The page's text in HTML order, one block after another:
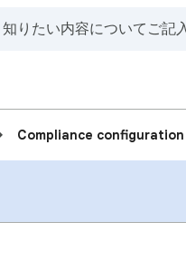
Compliance